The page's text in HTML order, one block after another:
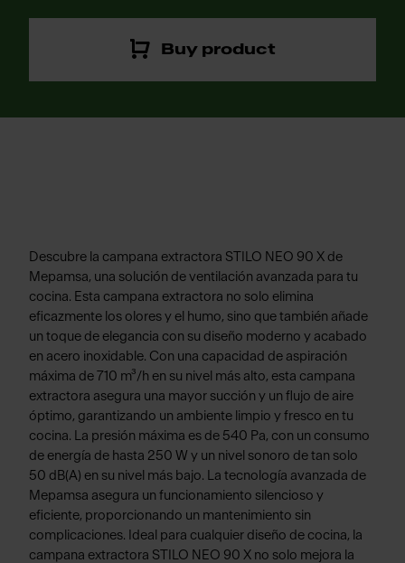
Buy product
Descubre la campana extractora STILO NEO 90 X de
Mepamsa, una solución de ventilación avanzada para tu
cocina. Esta campana extractora no solo elimina
eficazmente los olores y el humo, sino que también añade
un toque de elegancia con su diseño moderno y acabado
en acero inoxidable. Con una capacidad de aspiración
máxima de 710 m³/h en su nivel más alto, esta campana
extractora asegura una mayor succión y un flujo de aire
óptimo, garantizando un ambiente limpio y fresco en tu
cocina. La presión máxima es de 540 Pa, con un consumo
de energía de hasta 250 W y un nivel sonoro de tan solo
50 dB(A) en su nivel más bajo. La tecnología avanzada de
Mepamsa asegura un funcionamiento silencioso y
eficiente, proporcionando un mantenimiento sin
complicaciones. Ideal para cualquier diseño de cocina, la
campana extractora STILO NEO 90 X no solo mejora la